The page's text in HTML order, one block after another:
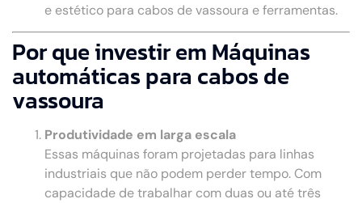
e estético para cabos de vassoura e ferramentas.
Por que investir em Máquinas
automáticas para cabos de
vassoura
Produtividade em larga escala
Essas máquinas foram projetadas para linhas
industriais que não podem perder tempo. Com
capacidade de trabalhar com duas ou até três